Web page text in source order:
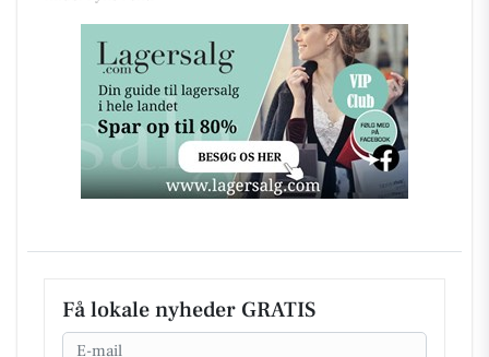
Få lokale nyheder GRATIS
Email